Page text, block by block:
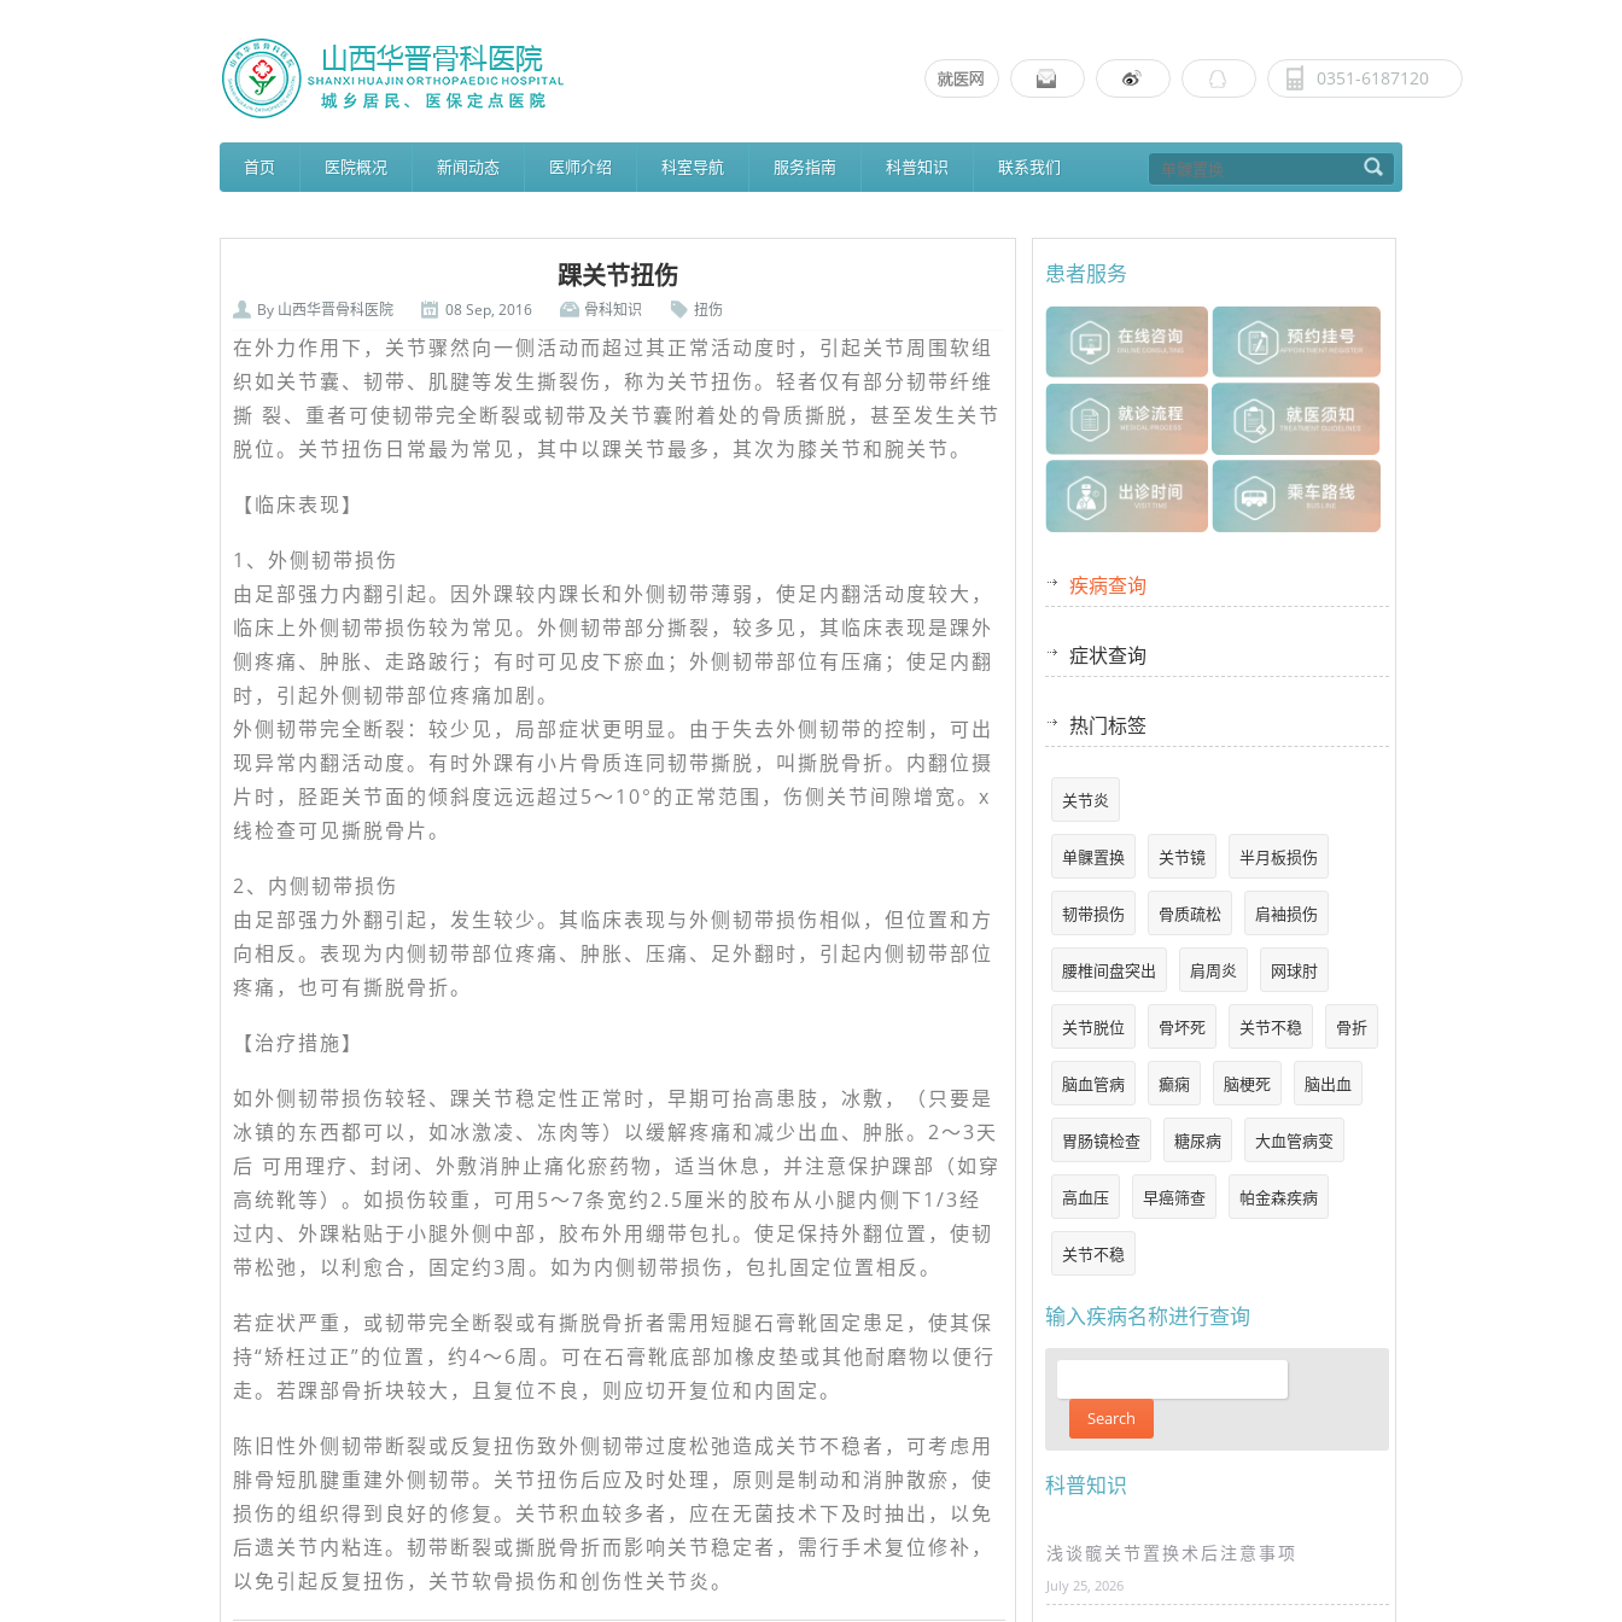
0351-6187120
首页 医院概况 新闻动态 医师介绍 科室导航 服务指南 科普知识 联系我们
踝关节扭伤
By 山西华晋骨科医院 08 Sep, 2016 骨科知识 扭伤
在外力作用下，关节骤然向一侧活动而超过其正常活动度时，引起关节周围软组
织如关节囊、韧带、肌腱等发生撕裂伤，称为关节扭伤。轻者仅有部分韧带纤维
撕 裂、重者可使韧带完全断裂或韧带及关节囊附着处的骨质撕脱，甚至发生关节
脱位。关节扭伤日常最为常见，其中以踝关节最多，其次为膝关节和腕关节。
【临床表现】
1、外侧韧带损伤
由足部强力内翻引起。因外踝较内踝长和外侧韧带薄弱，使足内翻活动度较大，
临床上外侧韧带损伤较为常见。外侧韧带部分撕裂，较多见，其临床表现是踝外
侧疼痛、肿胀、走路跛行；有时可见皮下瘀血；外侧韧带部位有压痛；使足内翻
时，引起外侧韧带部位疼痛加剧。
外侧韧带完全断裂：较少见，局部症状更明显。由于失去外侧韧带的控制，可出
现异常内翻活动度。有时外踝有小片骨质连同韧带撕脱，叫撕脱骨折。内翻位摄
片时，胫距关节面的倾斜度远远超过5～10°的正常范围，伤侧关节间隙增宽。x
线检查可见撕脱骨片。
2、内侧韧带损伤
由足部强力外翻引起，发生较少。其临床表现与外侧韧带损伤相似，但位置和方
向相反。表现为内侧韧带部位疼痛、肿胀、压痛、足外翻时，引起内侧韧带部位
疼痛，也可有撕脱骨折。
【治疗措施】
如外侧韧带损伤较轻、踝关节稳定性正常时，早期可抬高患肢，冰敷，（只要是
冰镇的东西都可以，如冰激凌、冻肉等）以缓解疼痛和减少出血、肿胀。2～3天
后 可用理疗、封闭、外敷消肿止痛化瘀药物，适当休息，并注意保护踝部（如穿
高统靴等）。如损伤较重，可用5～7条宽约2.5厘米的胶布从小腿内侧下1/3经
过内、外踝粘贴于小腿外侧中部，胶布外用绷带包扎。使足保持外翻位置，使韧
带松弛，以利愈合，固定约3周。如为内侧韧带损伤，包扎固定位置相反。
若症状严重，或韧带完全断裂或有撕脱骨折者需用短腿石膏靴固定患足，使其保
持“矫枉过正”的位置，约4～6周。可在石膏靴底部加橡皮垫或其他耐磨物以便行
走。若踝部骨折块较大，且复位不良，则应切开复位和内固定。
陈旧性外侧韧带断裂或反复扭伤致外侧韧带过度松弛造成关节不稳者，可考虑用
腓骨短肌腱重建外侧韧带。关节扭伤后应及时处理，原则是制动和消肿散瘀，使
损伤的组织得到良好的修复。关节积血较多者，应在无菌技术下及时抽出，以免
后遗关节内粘连。韧带断裂或撕脱骨折而影响关节稳定者，需行手术复位修补，
以免引起反复扭伤，关节软骨损伤和创伤性关节炎。
患者服务
疾病查询
症状查询
热门标签
关节炎
单髁置换 关节镜 半月板损伤
韧带损伤 骨质疏松 肩袖损伤
腰椎间盘突出 肩周炎 网球肘
关节脱位 骨坏死 关节不稳 骨折
脑血管病 癫痫 脑梗死 脑出血
胃肠镜检查 糖尿病 大血管病变
高血压 早癌筛查 帕金森疾病
关节不稳
输入疾病名称进行查询
科普知识
浅谈髋关节置换术后注意事项
July 25, 2026